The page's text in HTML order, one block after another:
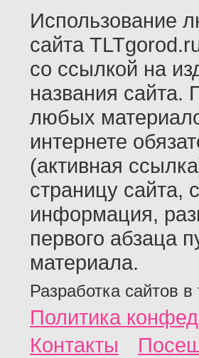
Использование
сайта
со ссылкой на
названия сайта.
любых
интернете
(активная
страницу сайта,
информация,
первого абзаца
материала.
Разработка сайтов в
Политика
Контакты